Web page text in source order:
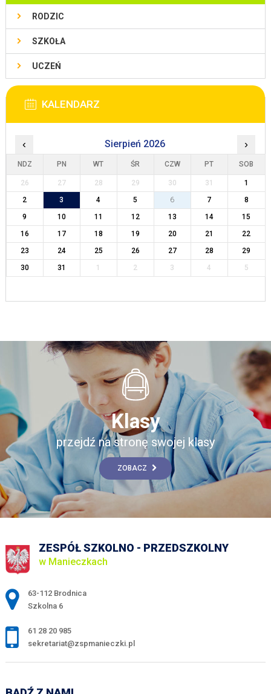
RODZIC
SZKOŁA
UCZEŃ
KALENDARZ
‹ Sierpień 2026 ›
NDZ PN WT ŚR CZW PT SOB
26 27 28 29 30 31
1
2
3 4 5 6 7
8
9
10 11 12 13 14
15
16
17 18 19 20 21
22
23
24 25 26 27 28
29
30
31 1 2 3 4 5
Klasy
przejdź na stronę swojej klasy
ZOBACZ
ZESPÓŁ SZKOLNO - PRZEDSZKOLNY
w Manieczkach
Adres pocztowy:
63-112 Brodnica
Szkolna 6
61 28 20 985
sekretariat@zspmanieczki.pl